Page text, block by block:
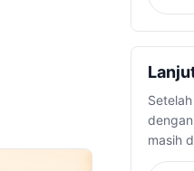
masih